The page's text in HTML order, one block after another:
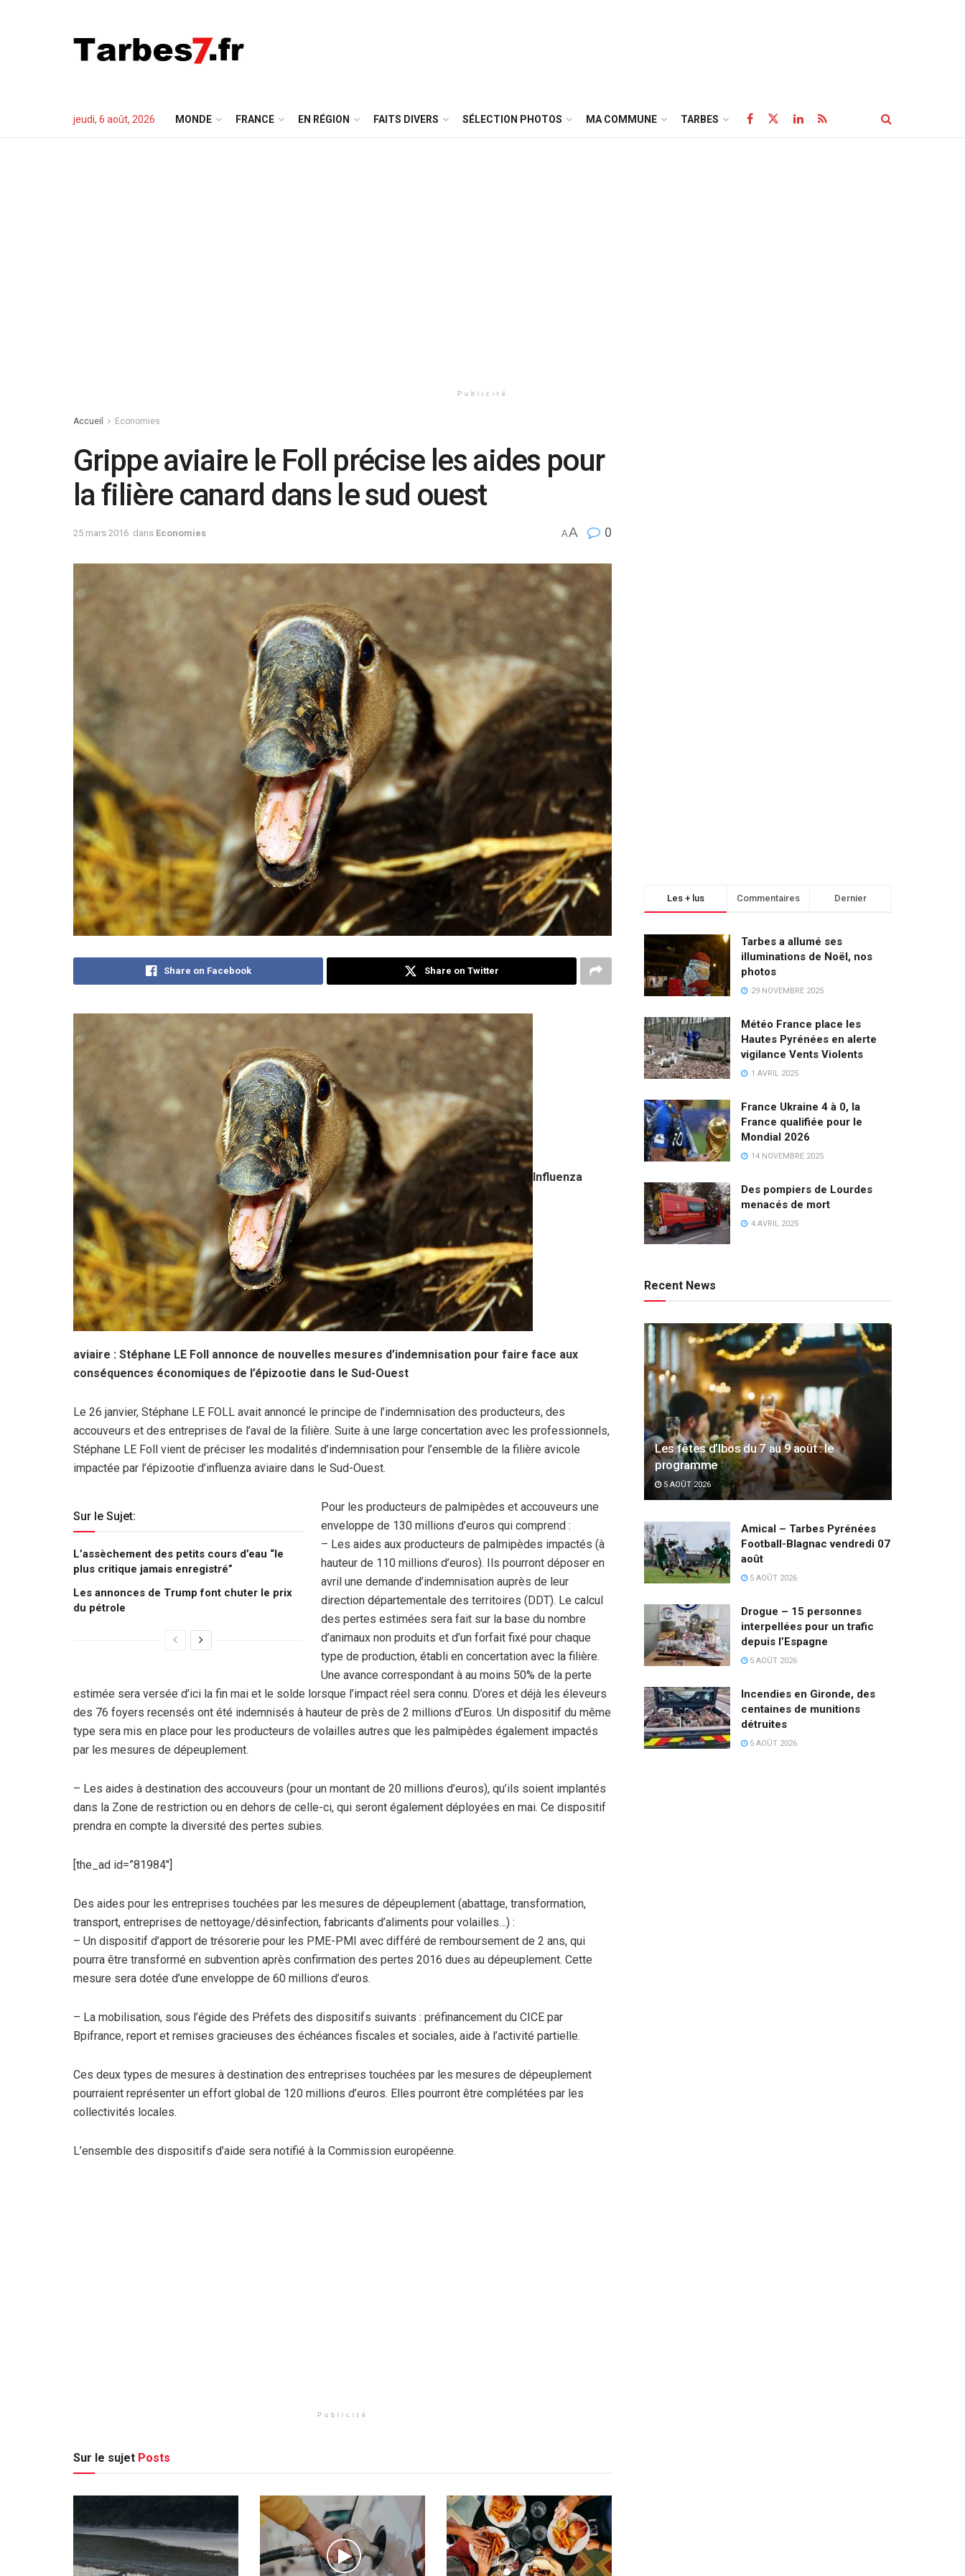
jeudi, 6 août, 2026 MONDE FRANCE EN RÉGION FAITS DIVERS SÉLECTION PHOTOS MA COMMUNE TARBES
Publicité
Accueil Economies
Grippe aviaire le Foll précise les aides pour
la filière canard dans le sud ouest
25 mars 2016 dans Economies AA 0
Share on Facebook Share on Twitter
Influenza
aviaire : Stéphane LE Foll annonce de nouvelles mesures d’indemnisation pour faire face aux
conséquences économiques de l’épizootie dans le Sud-Ouest
Le 26 janvier, Stéphane LE FOLL avait annoncé le principe de l’indemnisation des producteurs, des
accouveurs et des entreprises de l’aval de la filière. Suite à une large concertation avec les professionnels,
Stéphane LE Foll vient de préciser les modalités d’indemnisation pour l’ensemble de la filière avicole
impactée par l’épizootie d’influenza aviaire dans le Sud-Ouest.
Sur le Sujet:
L’assèchement des petits cours d’eau “le
plus critique jamais enregistré”
Les annonces de Trump font chuter le prix
du pétrole
Pour les producteurs de palmipèdes et accouveurs une
enveloppe de 130 millions d’euros qui comprend :
– Les aides aux producteurs de palmipèdes impactés (à
hauteur de 110 millions d’euros). Ils pourront déposer en
avril une demande d’indemnisation auprès de leur
direction départementale des territoires (DDT). Le calcul
des pertes estimées sera fait sur la base du nombre
d’animaux non produits et d’un forfait fixé pour chaque
type de production, établi en concertation avec la filière.
Une avance correspondant à au moins 50% de la perte
estimée sera versée d’ici la fin mai et le solde lorsque l’impact réel sera connu. D’ores et déjà les éleveurs
des 76 foyers recensés ont été indemnisés à hauteur de près de 2 millions d’Euros. Un dispositif du même
type sera mis en place pour les producteurs de volailles autres que les palmipèdes également impactés
par les mesures de dépeuplement.
– Les aides à destination des accouveurs (pour un montant de 20 millions d’euros), qu’ils soient implantés
dans la Zone de restriction ou en dehors de celle-ci, qui seront également déployées en mai. Ce dispositif
prendra en compte la diversité des pertes subies.
[the_ad id=”81984″]
Des aides pour les entreprises touchées par les mesures de dépeuplement (abattage, transformation,
transport, entreprises de nettoyage/désinfection, fabricants d’aliments pour volailles…) :
– Un dispositif d’apport de trésorerie pour les PME-PMI avec différé de remboursement de 2 ans, qui
pourra être transformé en subvention après confirmation des pertes 2016 dues au dépeuplement. Cette
mesure sera dotée d’une enveloppe de 60 millions d’euros.
– La mobilisation, sous l’égide des Préfets des dispositifs suivants : préfinancement du CICE par
Bpifrance, report et remises gracieuses des échéances fiscales et sociales, aide à l’activité partielle.
Ces deux types de mesures à destination des entreprises touchées par les mesures de dépeuplement
pourraient représenter un effort global de 120 millions d’euros. Elles pourront être complétées par les
collectivités locales.
L’ensemble des dispositifs d’aide sera notifié à la Commission européenne.
Publicité
Sur le sujet Posts
Les + lus Commentaires Dernier
Tarbes a allumé ses
illuminations de Noël, nos
photos
29 NOVEMBRE 2025
Météo France place les
Hautes Pyrénées en alerte
vigilance Vents Violents
1 AVRIL 2025
France Ukraine 4 à 0, la
France qualifiée pour le
Mondial 2026
14 NOVEMBRE 2025
Des pompiers de Lourdes
menacés de mort
4 AVRIL 2025
Recent News
Les fêtes d’Ibos du 7 au 9 août : le
programme
5 AOÛT 2026
Amical – Tarbes Pyrénées
Football-Blagnac vendredi 07
août
5 AOÛT 2026
Drogue – 15 personnes
interpellées pour un trafic
depuis l’Espagne
5 AOÛT 2026
Incendies en Gironde, des
centaines de munitions
détruites
5 AOÛT 2026